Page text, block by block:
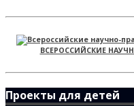
ВСЕРОССИЙСКИЕ
Проекты для детей